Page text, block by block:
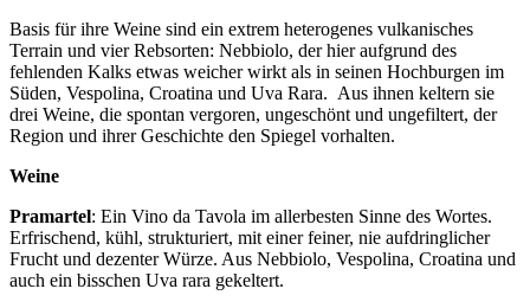
Basis für ihre Weine sind ein extrem heterogenes vulkanisches
Terrain und vier Rebsorten: Nebbiolo, der hier aufgrund des
fehlenden Kalks etwas weicher wirkt als in seinen Hochburgen im
Süden, Vespolina, Croatina und Uva Rara. Aus ihnen keltern sie
drei Weine, die spontan vergoren, ungeschönt und ungefiltert, der
Region und ihrer Geschichte den Spiegel vorhalten.
Weine
Pramartel: Ein Vino da Tavola im allerbesten Sinne des Wortes.
Erfrischend, kühl, strukturiert, mit einer feiner, nie aufdringlicher
Frucht und dezenter Würze. Aus Nebbiolo, Vespolina, Croatina und
auch ein bisschen Uva rara gekeltert.